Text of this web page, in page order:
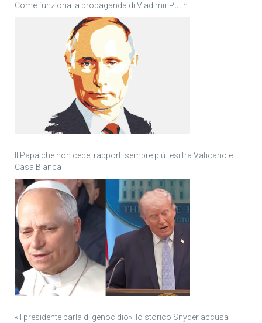
Come funziona la propaganda di Vladimir Putin
Il Papa che non cede, rapporti sempre più tesi tra Vaticano e
Casa Bianca
«Il presidente parla di genocidio»: lo storico Snyder accusa